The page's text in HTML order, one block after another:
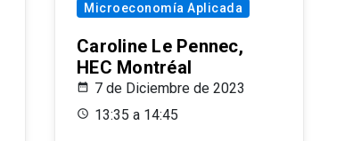
Microeconomía Aplicada
Caroline Le Pennec,
HEC Montréal
7 de Diciembre de 2023
13:35 a 14:45